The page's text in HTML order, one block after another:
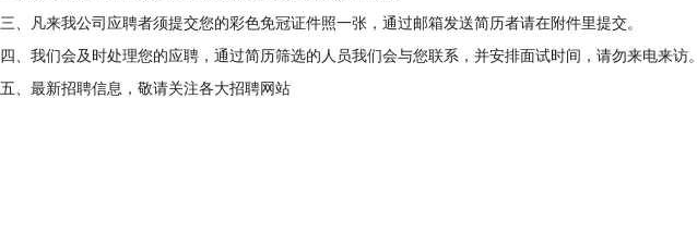
三、凡来我公司应聘者须提交您的彩色免冠证件照一张，通过邮箱发送简历者请在附件里提交。
四、我们会及时处理您的应聘，通过简历筛选的人员我们会与您联系，并安排面试时间，请勿来电来访。
五、最新招聘信息，敬请关注各大招聘网站